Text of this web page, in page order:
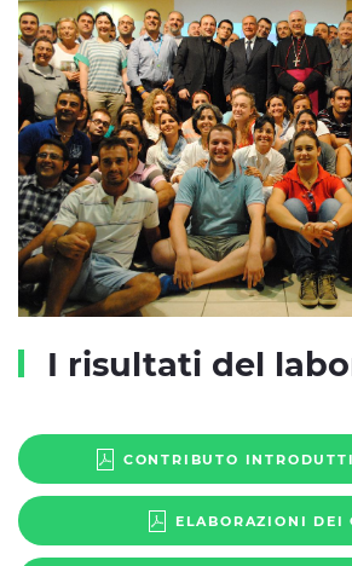
I risultati del
CONTRIBUTO
ELABORAZIONI DEI